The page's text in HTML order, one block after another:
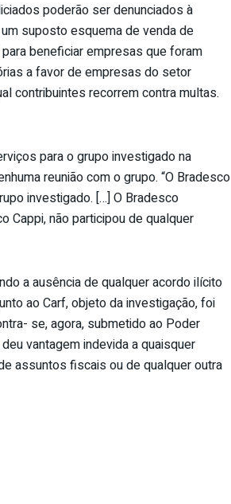
poderão ser denunciados à
suposto esquema de venda de
beneficiar empresas que foram
a favor de empresas do setor
contribuintes recorrem contra multas.
para o grupo investigado na
reunião com o grupo. “O Bradesco
investigado. […] O Bradesco
Cappi, não participou de qualquer
a ausência de qualquer acordo ilícito
ao Carf, objeto da investigação, foi
se, agora, submetido ao Poder
vantagem indevida a quaisquer
assuntos fiscais ou de qualquer outra